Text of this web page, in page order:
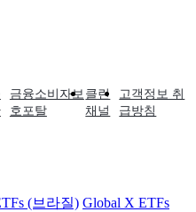
금융소비자보
호포탈
클린
채널
고객정보 취
급방침
(브라질) Global X ETFs